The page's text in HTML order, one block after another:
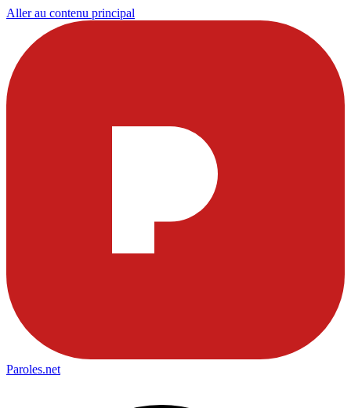
Aller au contenu principal
Paroles.net